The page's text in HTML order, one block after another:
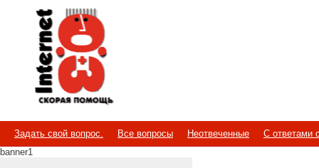
Internet
Скорая помощь
Задать свой вопрос. Все вопросы Неотвеченные
С ответами
banner1